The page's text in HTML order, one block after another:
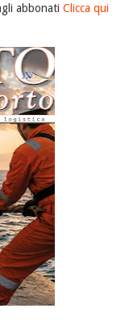
abbonati Clicca qui